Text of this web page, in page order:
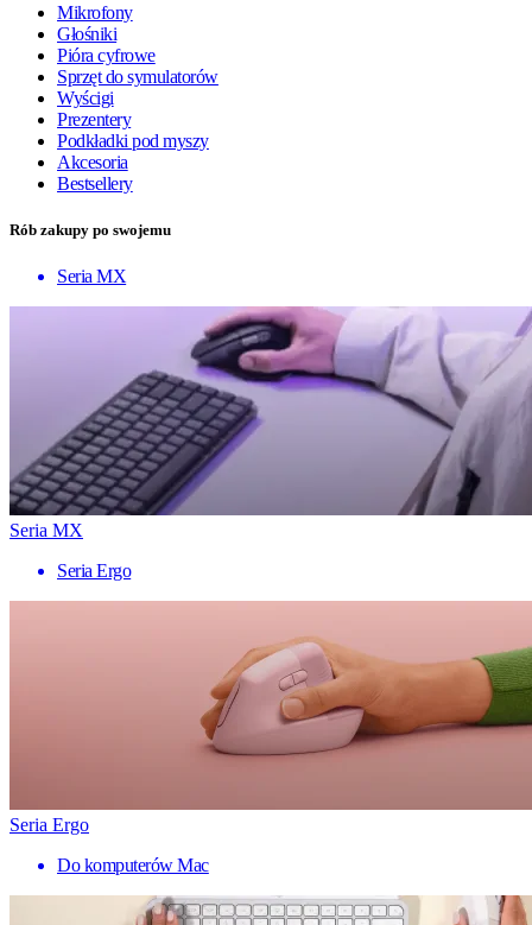
Mikrofony
Głośniki
Pióra cyfrowe
Sprzęt do symulatorów
Wyścigi
Prezentery
Podkładki pod myszy
Akcesoria
Bestsellery
Rób zakupy po swojemu
Seria MX
Seria MX
Seria Ergo
Seria Ergo
Do komputerów Mac